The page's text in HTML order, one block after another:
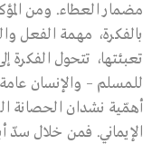
مضمار العطاء. ومن
بالفكرة، مهمة الفعل
تعبئتها، تتحول الفكرة
للمسلم – والإنسان
أهمّية نشدان الحصانة
الإيماني. فمن خلال